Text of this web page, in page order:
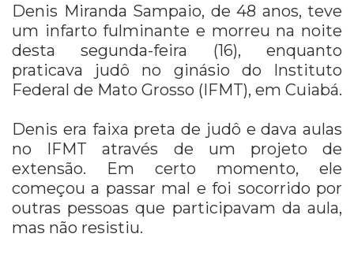
Denis Miranda Sampaio, de 48 anos, teve
um infarto fulminante e morreu na noite
desta segunda-feira (16), enquanto
praticava judô no ginásio do Instituto
Federal de Mato Grosso (IFMT), em Cuiabá.
Denis era faixa preta de judô e dava aulas
no IFMT através de um projeto de
extensão. Em certo momento, ele
começou a passar mal e foi socorrido por
outras pessoas que participavam da aula,
mas não resistiu.